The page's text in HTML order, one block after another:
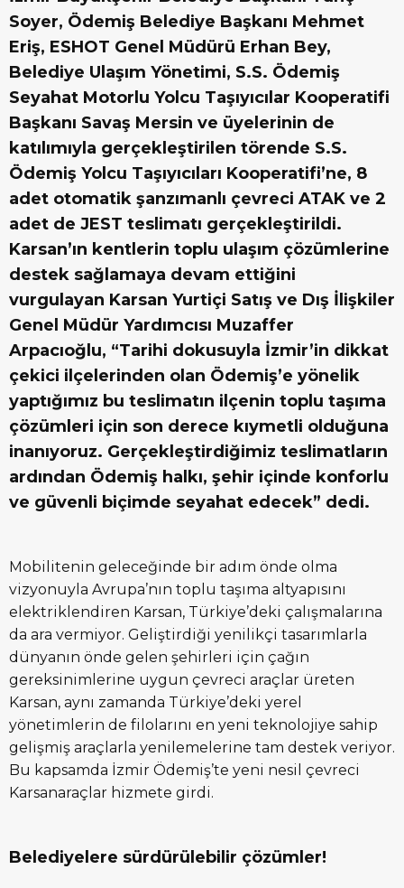
Soyer, Ödemiş Belediye Başkanı Mehmet
Eriş, ESHOT Genel Müdürü Erhan Bey,
Belediye Ulaşım Yönetimi, S.S. Ödemiş
Seyahat Motorlu Yolcu Taşıyıcılar Kooperatifi
Başkanı Savaş Mersin ve üyelerinin de
katılımıyla gerçekleştirilen törende S.S.
Ödemiş Yolcu Taşıyıcıları Kooperatifi’ne, 8
adet otomatik şanzımanlı çevreci ATAK ve 2
adet de JEST teslimatı gerçekleştirildi.
Karsan’ın kentlerin toplu ulaşım çözümlerine
destek sağlamaya devam ettiğini
vurgulayan Karsan Yurtiçi Satış ve Dış İlişkiler
Genel Müdür Yardımcısı Muzaffer
Arpacıoğlu, “Tarihi dokusuyla İzmir’in dikkat
çekici ilçelerinden olan Ödemiş’e yönelik
yaptığımız bu teslimatın ilçenin toplu taşıma
çözümleri için son derece kıymetli olduğuna
inanıyoruz. Gerçekleştirdiğimiz teslimatların
ardından Ödemiş halkı, şehir içinde konforlu
ve güvenli biçimde seyahat edecek” dedi.
Mobilitenin geleceğinde bir adım önde olma
vizyonuyla Avrupa’nın toplu taşıma altyapısını
elektriklendiren Karsan, Türkiye’deki çalışmalarına
da ara vermiyor. Geliştirdiği yenilikçi tasarımlarla
dünyanın önde gelen şehirleri için çağın
gereksinimlerine uygun çevreci araçlar üreten
Karsan, aynı zamanda Türkiye’deki yerel
yönetimlerin de filolarını en yeni teknolojiye sahip
gelişmiş araçlarla yenilemelerine tam destek veriyor.
Bu kapsamda İzmir Ödemiş’te yeni nesil çevreci
Karsanaraçlar hizmete girdi.
Belediyelere sürdürülebilir çözümler!